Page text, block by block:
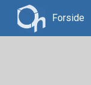
Forside